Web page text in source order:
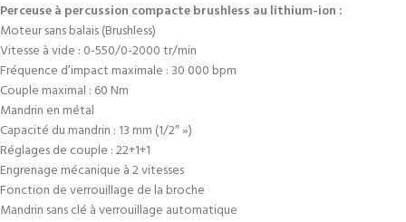
Perceuse à percussion compacte brushless au lithium-ion :
Moteur sans balais (Brushless)
Vitesse à vide : 0-550/0-2000 tr/min
Fréquence d’impact maximale : 30 000 bpm
Couple maximal : 60 Nm
Mandrin en métal
Capacité du mandrin : 13 mm (1/2″ »)
Réglages de couple : 22+1+1
Engrenage mécanique à 2 vitesses
Fonction de verrouillage de la broche
Mandrin sans clé à verrouillage automatique